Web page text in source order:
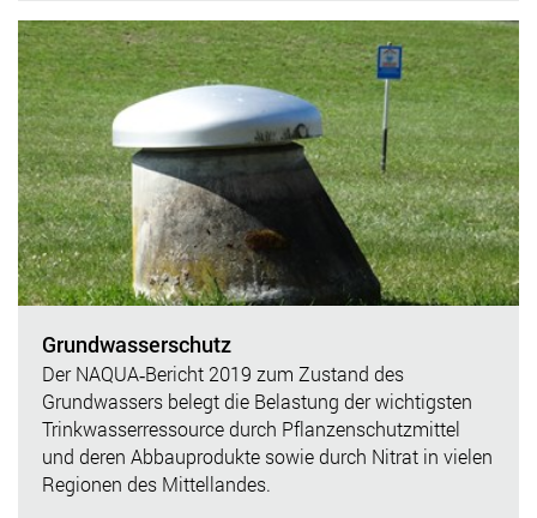
Grundwasserschutz
Der NAQUA‐Bericht 2019 zum Zustand des
Grundwassers belegt die Belastung der wichtigsten
Trinkwasserressource durch Pflanzenschutzmittel
und deren Abbauprodukte sowie durch Nitrat in vielen
Regionen des Mittellandes.